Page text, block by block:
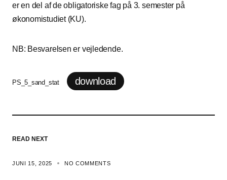
er en del af de obligatoriske fag på 3. semester på
økonomistudiet (KU).
NB: Besvarelsen er vejledende.
PS_5_sand_stat download
READ NEXT
JUNI 15, 2025 NO COMMENTS